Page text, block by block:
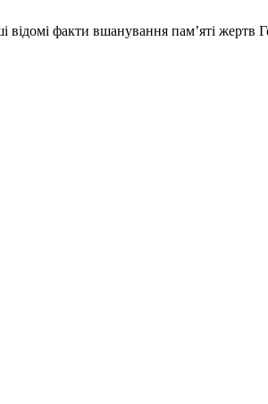
факти вшанування пам’яті жертв